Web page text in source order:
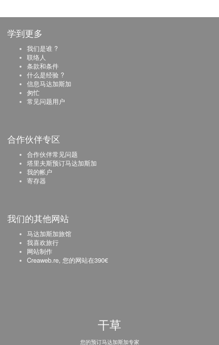
学到更多
我们是谁 ?
联络人
条款和条件
什么是经验 ?
信息马达加斯加
匆忙
常见问题用户
合作伙伴专区
合作伙伴常见问题
塔里夫斯预订马达加斯加
我的帐户
寄存器
我们的其他网站
马达加斯加旅馆
我喜欢旅行
网站制作
Creaweb.re, 您的网站在390€
干草
您的预订马达加斯加专家